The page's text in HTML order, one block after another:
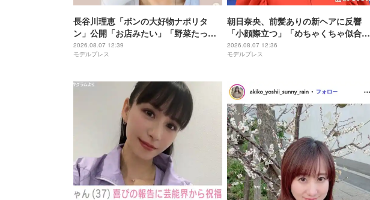
長谷川理恵「ボンの大好物ナポリタ
ン」公開「お店みたい」「野菜たっぷ
りで健康的」と反響
2026.08.07 12:39
モデルプレス
朝日奈央、前髪ありの新ヘアに反響
「小顔際立つ」「めちゃくちゃ似合っ
てる」
2026.08.07 12:36
モデルプレス